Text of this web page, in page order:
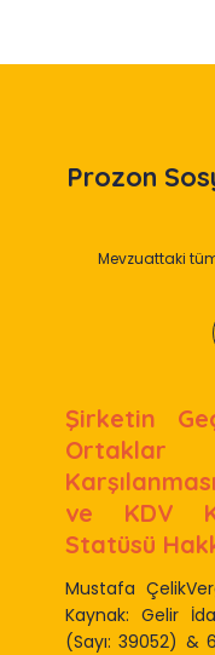
Prozon
Mevzuattaki
Şirketin
ve KDV
Statüsü
Mustafa
Kaynak: Gelir
(Sayı: 39052) &